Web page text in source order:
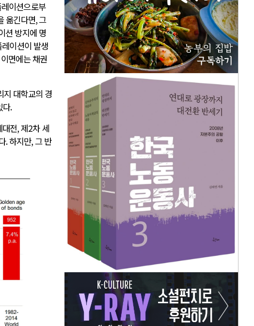
이션으로부
옮긴다면,그
션 방지에 명
레이션이 발생
면에는 채권
지 대학교의 경
다.
전,제2차 세
.하지만,그 반